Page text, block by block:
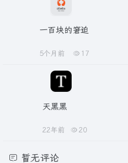
一百块的窘迫
5个月前 17
天黑黑
22年前 20
暂无评论